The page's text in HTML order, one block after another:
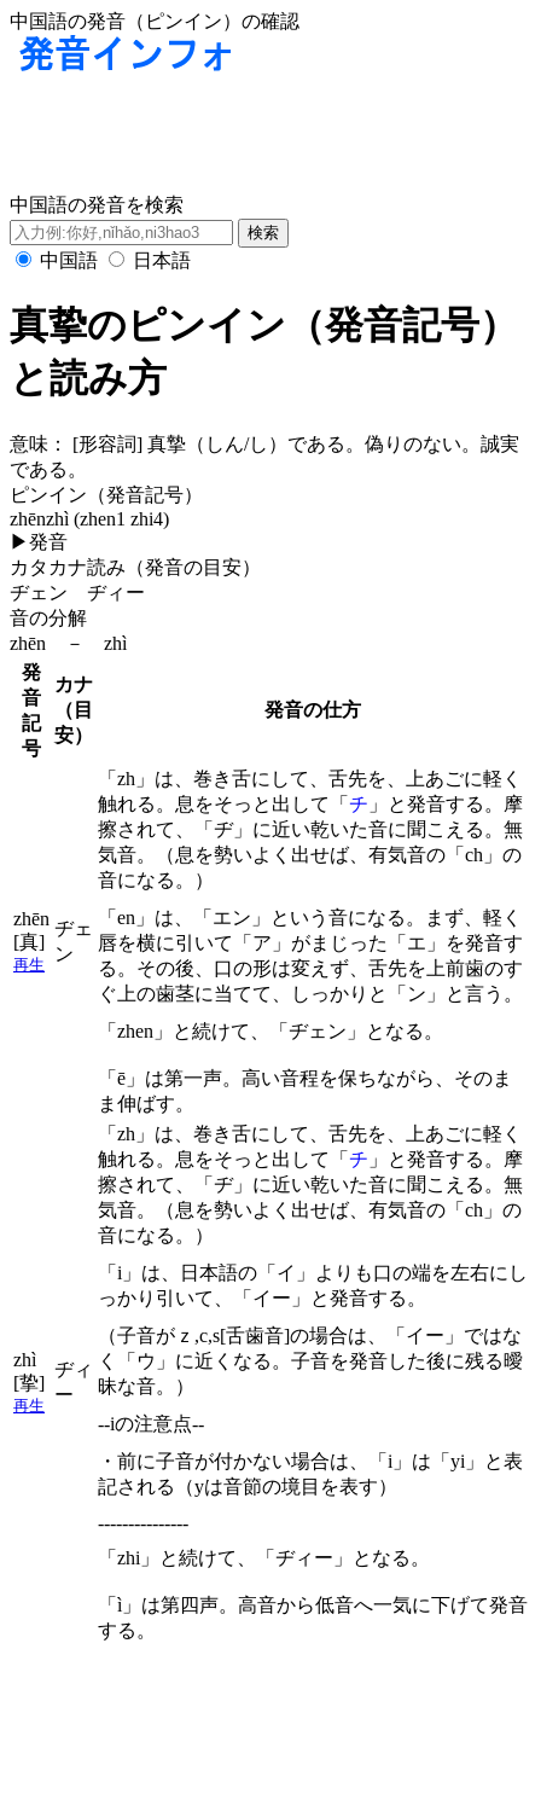
中国語の発音（ピンイン）の確認
中国語の発音を検索
中国語 日本語
真挚のピンイン（発音記号）
と読み方
意味：
[形容詞] 真摯（しん/し）である。偽りのない。誠実
である。
ピンイン（発音記号）
zhēnzhì (zhen1 zhi4)
▶発音
カタカナ読み（発音の目安）
ヂェン ヂィー
音の分解
zhēn － zhì
発
音
記
号
カナ
（目
安）
発音の仕方
zhēn
[真]
再生
ヂェ
ン
「zh」は、巻き舌にして、舌先を、上あごに軽く
触れる。息をそっと出して「 チ 」と発音する。摩
擦されて、「ヂ」に近い乾いた音に聞こえる。無
気音。（息を勢いよく出せば、有気音の「ch」の
音になる。）
「en」は、「エン」という音になる。まず、軽く
唇を横に引いて「ア」がまじった「エ」を発音す
る。その後、口の形は変えず、舌先を上前歯のす
ぐ上の歯茎に当てて、しっかりと「ン」と言う。
「zhen」と続けて、「ヂェン」となる。
「ē」は第一声。高い音程を保ちながら、そのま
ま伸ばす。
zhì
[挚]
再生
ヂィ
ー
「zh」は、巻き舌にして、舌先を、上あごに軽く
触れる。息をそっと出して「 チ 」と発音する。摩
擦されて、「ヂ」に近い乾いた音に聞こえる。無
気音。（息を勢いよく出せば、有気音の「ch」の
音になる。）
「i」は、日本語の「イ」よりも口の端を左右にし
っかり引いて、「イー」と発音する。
（子音がｚ,c,s[舌歯音]の場合は、「イー」ではな
く「ウ」に近くなる。子音を発音した後に残る曖
昧な音。）
--iの注意点--
・前に子音が付かない場合は、「i」は「yi」と表
記される（yは音節の境目を表す）
---------------
「zhi」と続けて、「ヂィー」となる。
「ì」は第四声。高音から低音へ一気に下げて発音
する。